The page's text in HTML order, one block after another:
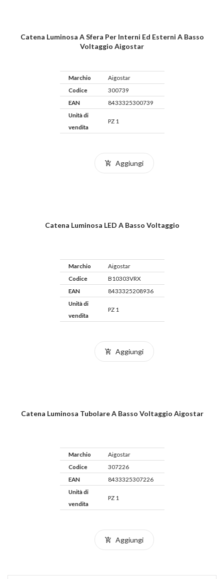
Catena Luminosa A Sfera Per Interni Ed Esterni A Basso
Voltaggio Aigostar
Marchio
Aigostar
Codice
300739
EAN
8433325300739
Unità di
vendita
PZ 1
Aggiungi
Catena Luminosa LED A Basso Voltaggio
Marchio
Aigostar
Codice
B10303VRX
EAN
8433325208936
Unità di
vendita
PZ 1
Aggiungi
Catena Luminosa Tubolare A Basso Voltaggio Aigostar
Marchio
Aigostar
Codice
307226
EAN
8433325307226
Unità di
vendita
PZ 1
Aggiungi